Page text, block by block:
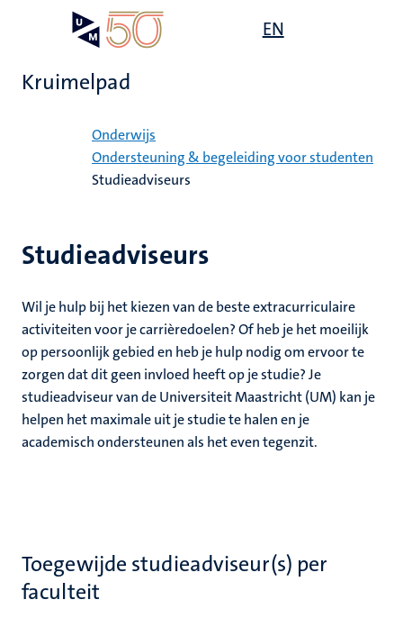
EN
Kruimelpad
Onderwijs
Ondersteuning & begeleiding voor studenten
Studieadviseurs
Studieadviseurs
Wil je hulp bij het kiezen van de beste extracurriculaire
activiteiten voor je carrièredoelen? Of heb je het moeilijk
op persoonlijk gebied en heb je hulp nodig om ervoor te
zorgen dat dit geen invloed heeft op je studie? Je
studieadviseur van de Universiteit Maastricht (UM) kan je
helpen het maximale uit je studie te halen en je
academisch ondersteunen als het even tegenzit.
Toegewijde studieadviseur(s) per
faculteit